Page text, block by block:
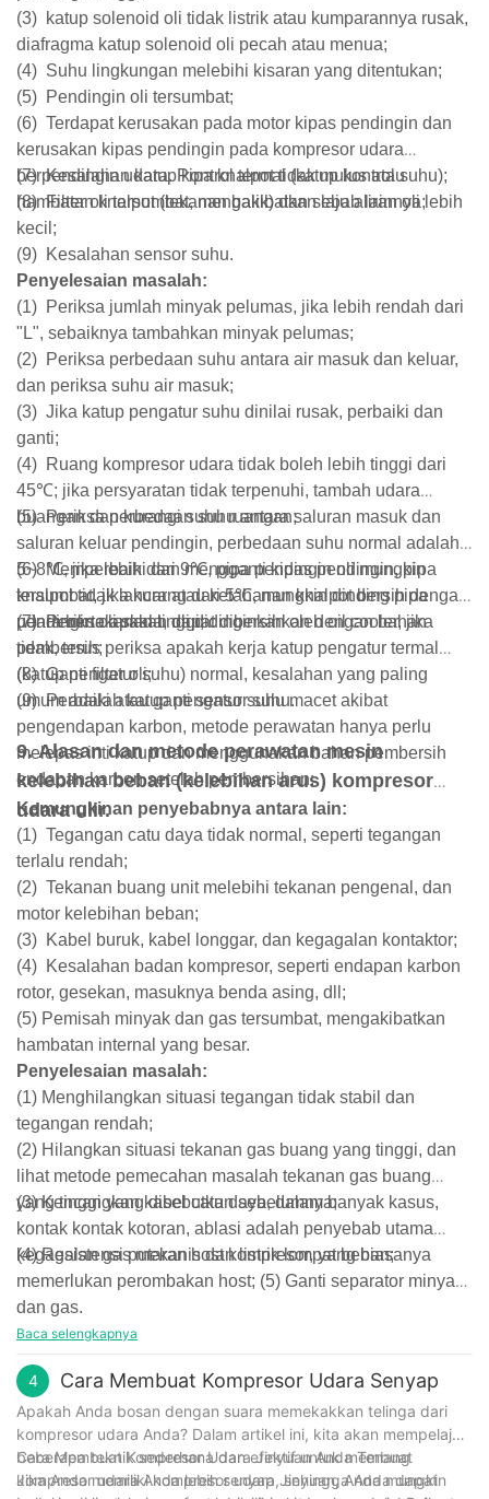
(3) katup solenoid oli tidak listrik atau kumparannya rusak,
diafragma katup solenoid oli pecah atau menua;
(4) Suhu lingkungan melebihi kisaran yang ditentukan;
(5) Pendingin oli tersumbat;
(6) Terdapat kerusakan pada motor kipas pendingin dan
kerusakan kipas pendingin pada kompresor udara
berpendingin udara. Pipa knalpot tidak mulus atau
hambatan knalpot (tekanan balik) dan sebab lainnya;
(7)Kesalahan katup kontrol termal (katup kontrol suhu);
(8)Filter oli tersumbat, mengakibatkan laju aliran oli lebih
kecil;
(9) Kesalahan sensor suhu.
Penyelesaian masalah:
(1) Periksa jumlah minyak pelumas, jika lebih rendah dari
"L", sebaiknya tambahkan minyak pelumas;
(2) Periksa perbedaan suhu antara air masuk dan keluar,
dan periksa suhu air masuk;
(3) Jika katup pengatur suhu dinilai rusak, perbaiki dan
ganti;
(4) Ruang kompresor udara tidak boleh lebih tinggi dari
45℃; jika persyaratan tidak terpenuhi, tambah udara
buangan dan kurangi suhu ruangan;
(5)Periksa perbedaan suhu antara saluran masuk dan
saluran keluar pendingin, perbedaan suhu normal adalah
5~8℃, jika lebih dari 9℃, pipa pendingin oli mungkin
tersumbat, jika kurang dari 5℃, mungkin dinding pipa
pendingin oli skala, dapat dibersihkan dengan bahan
pembersih;
(6)Memperbaiki dan mengganti kipas pendingin, pipa
knalpot tidak lancar atau ketahanan knalpot bersih dengan
udara bertekanan tinggi;
(7)Periksa apakah oli didinginkan oleh oil cooler, jika
tidak, terus periksa apakah kerja katup pengatur termal
(katup pengatur suhu) normal, kesalahan yang paling
umum adalah katup pengatur suhu macet akibat
pengendapan karbon, metode perawatan hanya perlu
melepas inti katup dan menggunakan bahan pembersih
endapan karbon setelah pembersihan;
(8)Ganti filter oli;
(9)Perbaiki atau ganti sensor suhu.
9. Alasan dan metode perawatan mesin
kelebihan beban (kelebihan arus) kompresor
udara ulir.
Kemungkinan penyebabnya antara lain:
(1) Tegangan catu daya tidak normal, seperti tegangan
terlalu rendah;
(2) Tekanan buang unit melebihi tekanan pengenal, dan
motor kelebihan beban;
(3) Kabel buruk, kabel longgar, dan kegagalan kontaktor;
(4) Kesalahan badan kompresor, seperti endapan karbon
rotor, gesekan, masuknya benda asing, dll;
(5) Pemisah minyak dan gas tersumbat, mengakibatkan
hambatan internal yang besar.
Penyelesaian masalah:
(1) Menghilangkan situasi tegangan tidak stabil dan
tegangan rendah;
(2) Hilangkan situasi tekanan gas buang yang tinggi, dan
lihat metode pemecahan masalah tekanan gas buang
yang tinggi yang disebutkan sebelumnya;
(3) Kencangkan kabel catu daya, dalam banyak kasus,
kontak kontak kotoran, ablasi adalah penyebab utama
kegagalan gas mekanis dan listrik lompat beban;
(4) Resistensi putaran host kompresor, yang biasanya
memerlukan perombakan host; (5) Ganti separator minyak
dan gas.
Baca selengkapnya
4 Cara Membuat Kompresor Udara Senyap
Apakah Anda bosan dengan suara memekakkan telinga dari
kompresor udara Anda? Dalam artikel ini, kita akan mempelajari
beberapa teknik sederhana dan efektif untuk membuat
kompresor udara Anda lebih senyap, sehingga Anda dapat
Cara Membuat Kompresor Udara Jinyuan Anda Tenang
Jika Anda memiliki kompresor udara Jinyuan, Anda mungkin